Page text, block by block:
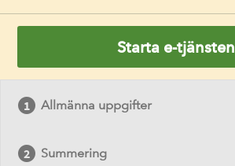
Starta e-tjänsten
Allmänna uppgifter
Summering